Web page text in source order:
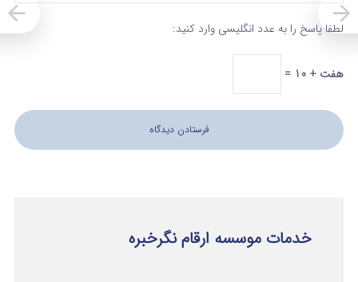
لطفا پاسخ را به عدد انگلیسی وارد کنید:
هفت + 10 =
خدمات موسسه ارقام نگرخبره